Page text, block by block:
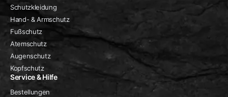
Schutzkleidung
Hand- & Armschutz
Fußschutz
Atemschutz
Augenschutz
Kopfschutz
Service & Hilfe
Bestellungen